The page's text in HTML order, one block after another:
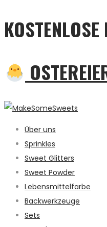
Über uns
Sprinkles
Sweet Glitters
Sweet Powder
Lebensmittelfarbe
Backwerkzeuge
Sets